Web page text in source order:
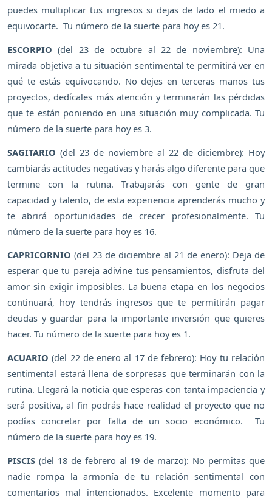
puedes multiplicar tus ingresos si dejas de lado el miedo a
equivocarte. Tu número de la suerte para hoy es 21.
ESCORPIO (del 23 de octubre al 22 de noviembre): Una
mirada objetiva a tu situación sentimental te permitirá ver en
qué te estás equivocando. No dejes en terceras manos tus
proyectos, dedícales más atención y terminarán las pérdidas
que te están poniendo en una situación muy complicada. Tu
número de la suerte para hoy es 3.
SAGITARIO (del 23 de noviembre al 22 de diciembre): Hoy
cambiarás actitudes negativas y harás algo diferente para que
termine con la rutina. Trabajarás con gente de gran
capacidad y talento, de esta experiencia aprenderás mucho y
te abrirá oportunidades de crecer profesionalmente. Tu
número de la suerte para hoy es 16.
CAPRICORNIO (del 23 de diciembre al 21 de enero): Deja de
esperar que tu pareja adivine tus pensamientos, disfruta del
amor sin exigir imposibles. La buena etapa en los negocios
continuará, hoy tendrás ingresos que te permitirán pagar
deudas y guardar para la importante inversión que quieres
hacer. Tu número de la suerte para hoy es 1.
ACUARIO (del 22 de enero al 17 de febrero): Hoy tu relación
sentimental estará llena de sorpresas que terminarán con la
rutina. Llegará la noticia que esperas con tanta impaciencia y
será positiva, al fin podrás hace realidad el proyecto que no
podías concretar por falta de un socio económico. Tu
número de la suerte para hoy es 19.
PISCIS (del 18 de febrero al 19 de marzo): No permitas que
nadie rompa la armonía de tu relación sentimental con
comentarios mal intencionados. Excelente momento para